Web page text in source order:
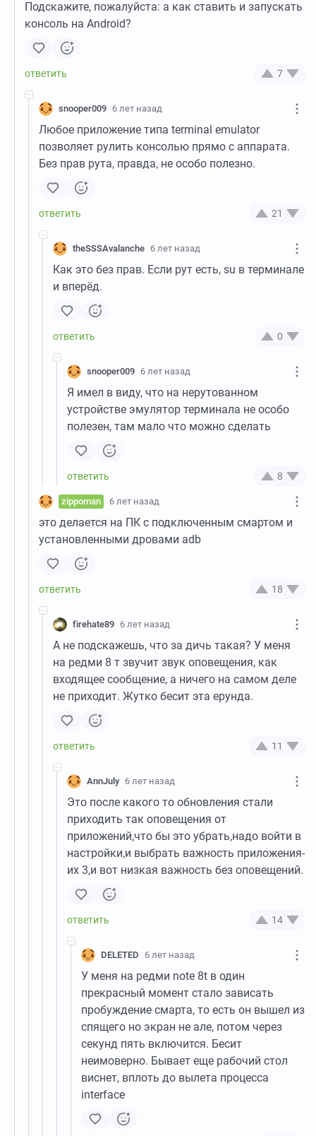
Подскажите, пожалуйста: а как ставить и запускать
консоль на Android?
7
snooper009 6 лет назад
Любое приложение типа terminal emulator
позволяет рулить консолью прямо с аппарата.
Без прав рута, правда, не особо полезно.
21
theSSSAvalanche 6 лет назад
Как это без прав. Если рут есть, su в терминале
и вперёд.
0
snooper009 6 лет назад
Я имел в виду, что на нерутованном
устройстве эмулятор терминала не особо
полезен, там мало что можно сделать
8
zippoman 6 лет назад
это делается на ПК с подключенным смартом и
установленными дровами adb
18
firehate89 6 лет назад
А не подскажешь, что за дичь такая? У меня
на редми 8 т звучит звук оповещения, как
входящее сообщение, а ничего на самом деле
не приходит. Жутко бесит эта ерунда.
11
AnnJuly 6 лет назад
Это после какого то обновления стали
приходить так оповещения от
приложений,что бы это убрать,надо войти в
настройки,и выбрать важность приложения-
их 3,и вот низкая важность без оповещений.
14
DELETED 6 лет назад
У меня на редми note 8t в один
прекрасный момент стало зависать
пробуждение смарта, то есть он вышел из
спящего но экран не але, потом через
секунд пять включится. Бесит
неимоверно. Бывает еще рабочий стол
виснет, вплоть до вылета процесса
interface